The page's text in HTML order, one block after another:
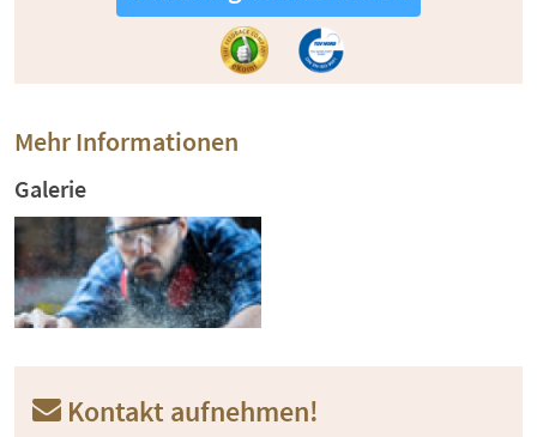
Mehr Informationen
Galerie
Kontakt aufnehmen!